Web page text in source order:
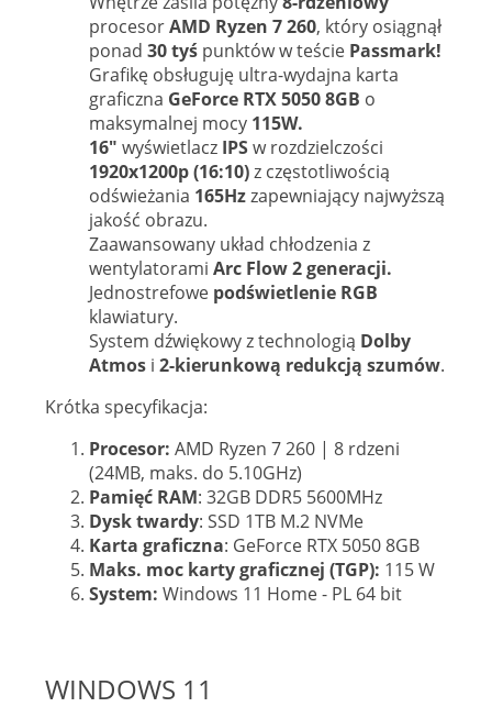
procesorAMD Ryzen 7 260, który osiągnął
ponad 30 tyś punktów w teście Passmark!
Grafikę obsługuję ultra-wydajna karta
graficzna GeForce RTX 5050 8GB o
maksymalnej mocy 115W.
16" wyświetlacz IPSw rozdzielczości
1920x1200p (16:10)z częstotliwością
odświeżania 165Hzzapewniający najwyższą
jakość obrazu.
Zaawansowany układ chłodzenia z
wentylatorami Arc Flow2 generacji.
Jednostrefowe podświetlenie RGB
klawiatury.
System dźwiękowy z technologią Dolby
Atmos i 2-kierunkową redukcją szumów.
Krótka specyfikacja:
Procesor: AMD Ryzen 7 260 | 8 rdzeni
(24MB, maks. do 5.10GHz)
Pamięć RAM: 32GB DDR5 5600MHz
Dysk twardy: SSD 1TB M.2 NVMe
Karta graficzna: GeForce RTX 5050 8GB
Maks. moc karty graficznej (TGP): 115 W
System: Windows 11 Home - PL 64 bit
WINDOWS 11